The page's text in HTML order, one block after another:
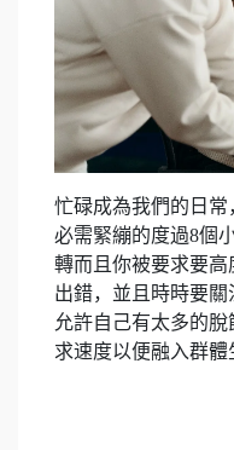
忙碌成為我們的日
必需緊繃的度過8個
轉而且你被要求要
出錯， 並且時時要
允許自己有太多的
求速度以便融入群體